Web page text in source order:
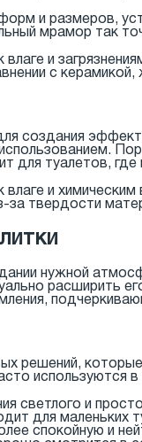
и размеров,
мрамор так
влаге и
с
создания
для туалетов,
влаге и
за твердости
нужной
расширить
решений,
используются в
светлого и
для маленьких
спокойную и